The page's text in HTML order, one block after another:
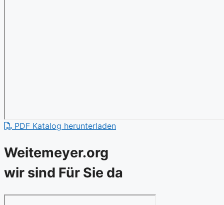
PDF Katalog herunterladen
Weitemeyer.org
wir sind Für Sie da